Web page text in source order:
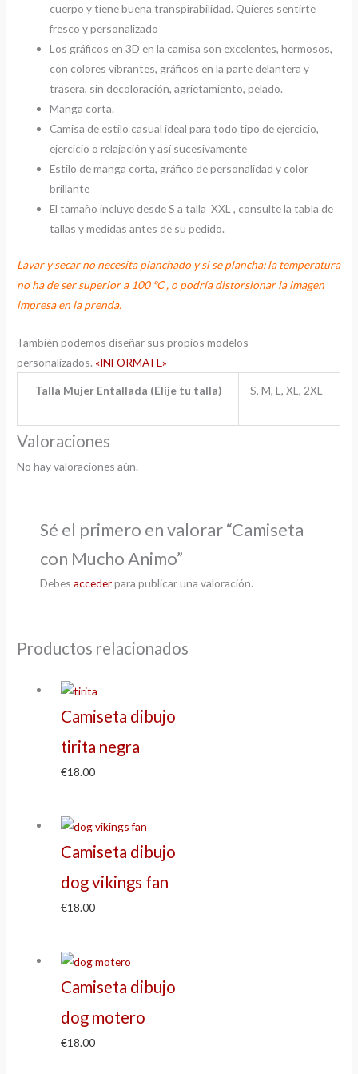
cuerpo y tiene buena transpirabilidad. Quieres sentirte
fresco y personalizado
Los gráficos en 3D en la camisa son excelentes, hermosos,
con colores vibrantes, gráficos en la parte delantera y
trasera, sin decoloración, agrietamiento, pelado.
Manga corta.
Camisa de estilo casual ideal para todo tipo de ejercicio,
ejercicio o relajación y así sucesivamente
Estilo de manga corta, gráfico de personalidad y color
brillante
El tamaño incluye desde S a talla XXL , consulte la tabla de
tallas y medidas antes de su pedido.
Lavar y secar no necesita planchado y si se plancha: la temperatura
no ha de ser superior a 100 ºC , o podría distorsionar la imagen
impresa en la prenda.
También podemos diseñar sus propios modelos
personalizados. «INFORMATE»
Talla Mujer Entallada (Elije tu talla) S, M, L, XL, 2XL
Valoraciones
No hay valoraciones aún.
Sé el primero en valorar “Camiseta
con Mucho Animo”
Debesaccederpara publicar una valoración.
Productos relacionados
Camiseta dibujo
tirita negra
€18.00
Camiseta dibujo
dog vikings fan
€18.00
Camiseta dibujo
dog motero
€18.00